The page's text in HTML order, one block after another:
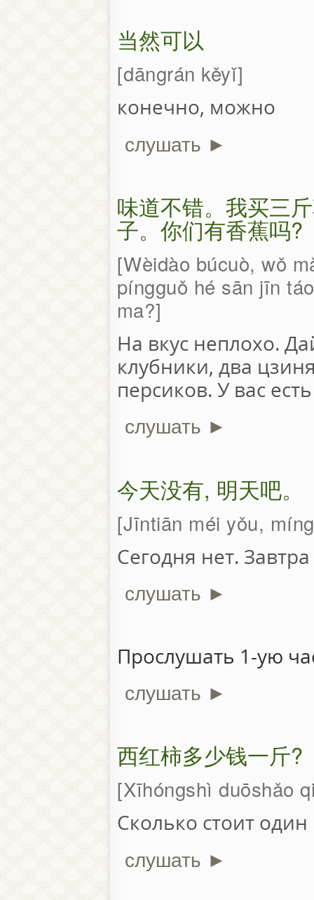
当然可以
dāngrán kěyǐ
конечно, можно
слушать ►
味道不错。我买三
子。你们有香蕉吗?
Wèidào búcuò, wǒ
píngguǒ hé sān jīn
ma?
На вкус неплохо.
клубники, два
персиков. У вас
слушать ►
今天没有, 明天吧。
Jīntiān méi yǒu,
Сегодня нет. Завтра
слушать ►
Прослушать 1-ую
слушать ►
西红柿多少钱一斤?
Xīhóngshì duōshǎo
Cколько стоит
слушать ►